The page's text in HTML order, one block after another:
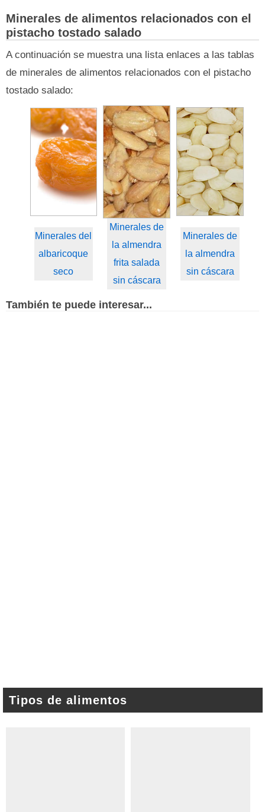
Minerales de alimentos relacionados con el
pistacho tostado salado
A continuación se muestra una lista enlaces a las tablas
de minerales de alimentos relacionados con el pistacho
tostado salado:
Minerales del
albaricoque
seco
Minerales de
la almendra
frita salada
sin cáscara
Minerales de
la almendra
sin cáscara
También te puede interesar...
Tipos de alimentos